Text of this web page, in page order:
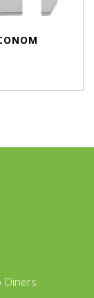
Diners